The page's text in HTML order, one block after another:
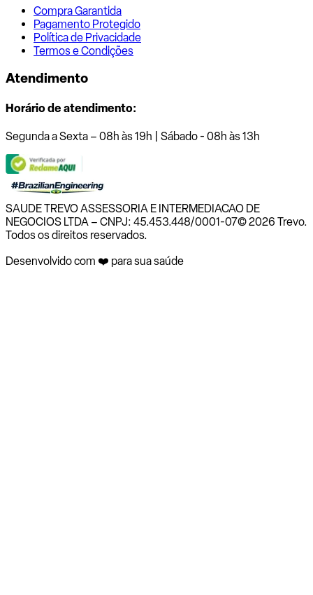
Compra Garantida
Pagamento Protegido
Política de Privacidade
Termos e Condições
Atendimento
Horário de atendimento:
Segunda a Sexta – 08h às 19h | Sábado - 08h às 13h
SAUDE TREVO ASSESSORIA E INTERMEDIACAO DE
NEGOCIOS LTDA – CNPJ: 45.453.448/0001-07© 2026 Trevo.
Todos os direitos reservados.
Desenvolvido com ❤️ para sua saúde